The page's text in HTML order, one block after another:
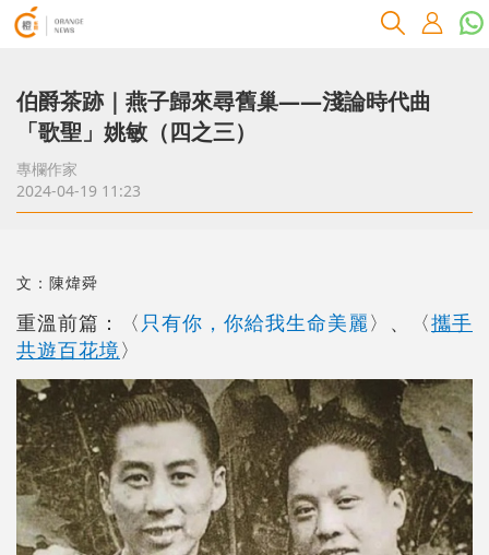
伯爵茶跡｜燕子歸來尋舊巢――淺論時代曲
「歌聖」姚敏（四之三）
專欄作家
2024-04-19 11:23
文：陳煒舜
重溫前篇： 〈 只有你，你給我生命美麗 〉、〈攜手
共遊百花境〉